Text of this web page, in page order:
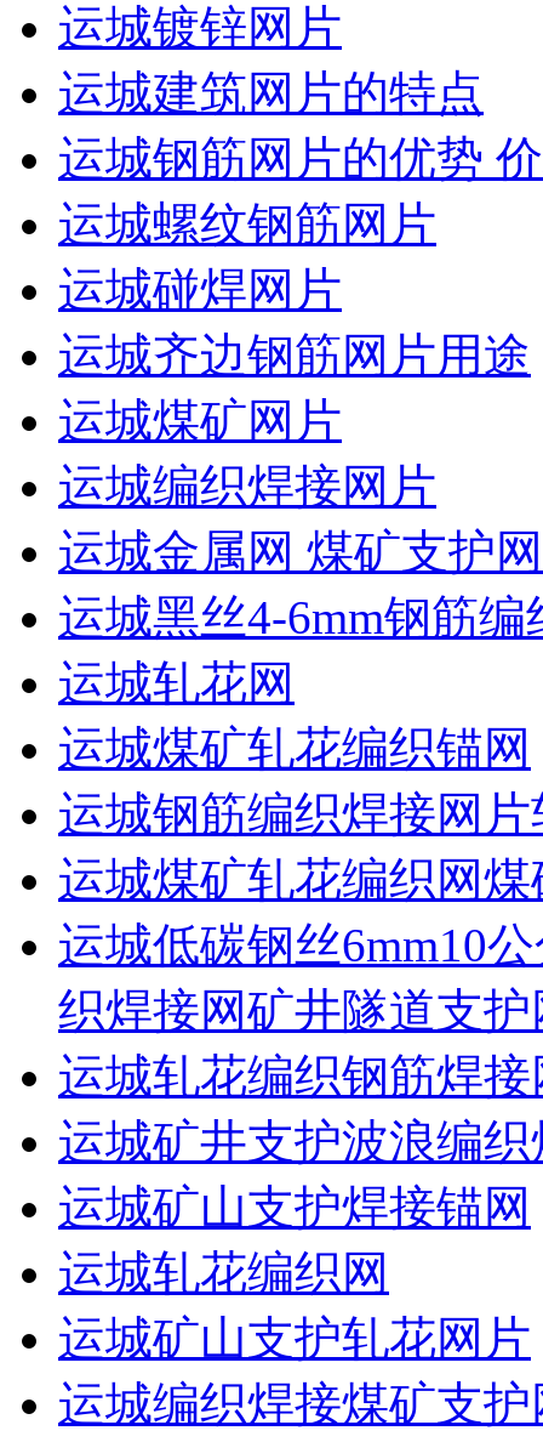
运城镀锌网片
运城建筑网片的特点
运城钢筋网片的优势
运城螺纹钢筋网片
运城碰焊网片
运城齐边钢筋网片用途
运城煤矿网片
运城编织焊接网片
运城金属网 煤矿支护
运城黑丝4-6mm钢筋
运城轧花网
运城煤矿轧花编织锚网
运城钢筋编织焊接网
运城煤矿轧花编织网
运城低碳钢丝6mm10
织焊接网矿井隧道支护
运城轧花编织钢筋焊接
运城矿井支护波浪编
运城矿山支护焊接锚网
运城轧花编织网
运城矿山支护轧花网片
运城编织焊接煤矿支护